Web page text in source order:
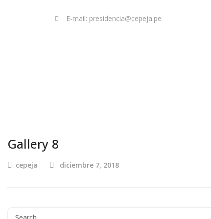
E-mail: presidencia@cepeja.pe
Gallery 8
cepeja diciembre 7, 2018